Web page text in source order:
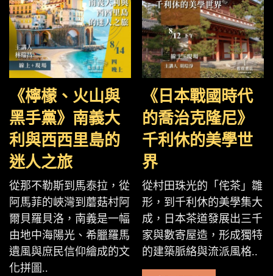
《檸檬、火山與
黑手黨》南義大
利與西西里島的
迷人之旅
從那不勒斯到馬泰拉，從
阿馬菲的峽灣到蘑菇村阿
爾貝羅貝洛，南義是一幅
由地中海陽光、希臘羅馬
遺風與庶民信仰繪成的文
化拼圖..
《日本戰國時代
的喬治克隆尼》
千利休的美學世
界
從村田珠光的「侘茶」雛
形，到千利休的美學集大
成，日本茶道發展出三千
家與數寄屋造，形成獨特
的建築脈絡與流派風格..